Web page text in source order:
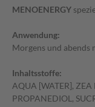
MENOENERGY
Anwendung:
Morgens und abends
Inhaltsstoffe:
AQUA [WATER], ZEA
PROPANEDIOL,